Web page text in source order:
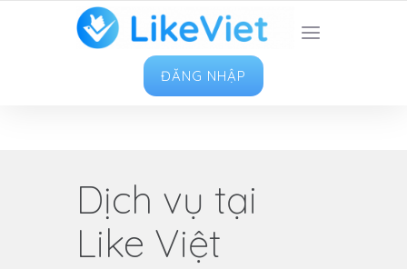
TOP 1 ỨNG DỤNG TĂNG LIKE HAY NHẤT VIỆT
NAM
ĐĂNG NHẬP
Dịch vụ tại
Like Việt